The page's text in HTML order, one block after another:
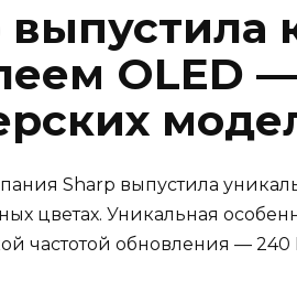
выпустила
OLED
Sharp выпустила
цветах. Уникальная
частотой обновления — 240